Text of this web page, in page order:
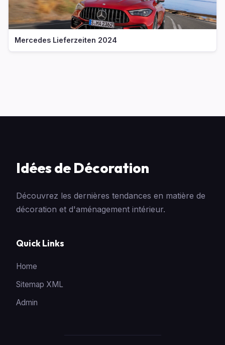
Mercedes Lieferzeiten 2024
Idées de Décoration
Découvrez les dernières tendances en matière de
décoration et d'aménagement intérieur.
Quick Links
Home
Sitemap XML
Admin